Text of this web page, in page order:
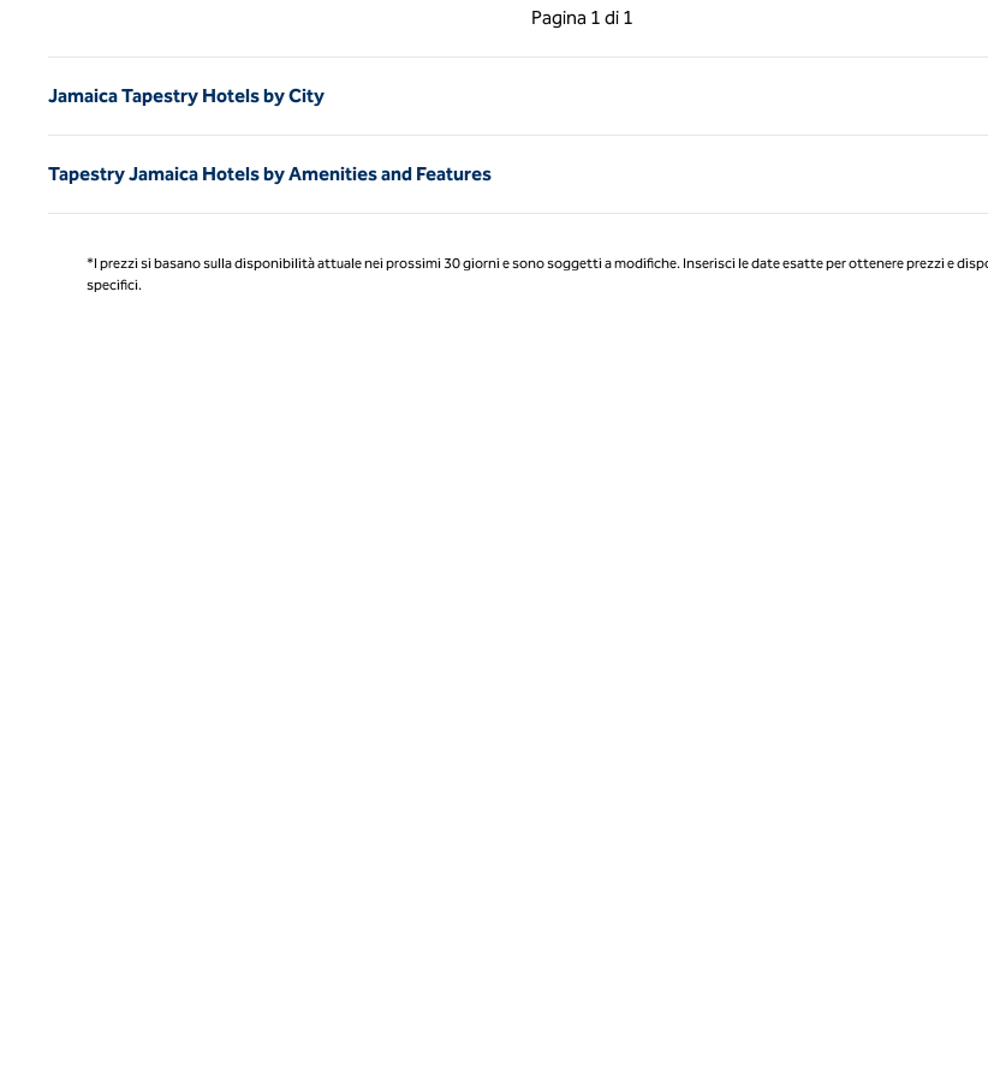
Pagina 1 di 1
Pagina precedente, 1 di 1
Pagina 1 di 1
Jamaica Tapestry Hotels by City
Tapestry Jamaica Hotels by Amenities and Features
*I prezzi si basano sulla disponibilità attuale nei prossimi 30 giorni e sono soggetti a modifiche. Inserisci le date esatte per ottenere prezzi e
specifici.